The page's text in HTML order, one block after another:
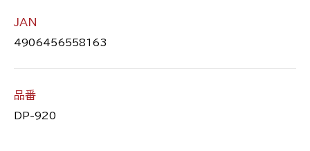
JAN
4906456558163
品番
DP-920